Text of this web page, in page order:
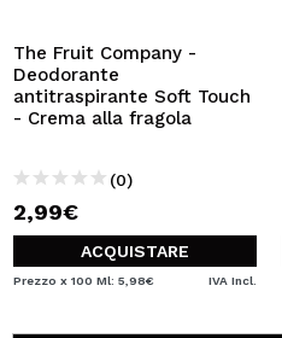
The Fruit Company -
Deodorante
antitraspirante Soft Touch
- Crema alla fragola
(0)
2,99€
ACQUISTARE
Prezzo x 100 Ml: 5,98€ IVA Incl.